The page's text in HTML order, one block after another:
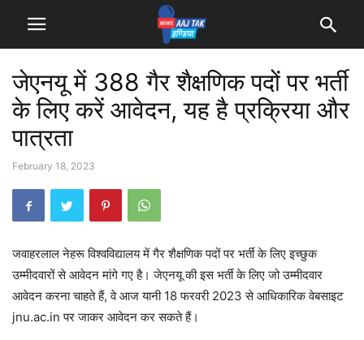
जेएनयू में 388 गैर शैक्षणिक पदों पर भर्ती
के लिए करें आवेदन, यह है प्रक्रिया और
पात्रता
February 18, 2023
जवाहरलाल नेहरू विश्वविद्यालय में गैर शैक्षणिक पदों पर भर्ती के लिए इच्छुक
उम्मीदवारों से आवेदन मांगे गए है। जेएनयू की इस भर्ती के लिए जो उम्मीदवार
आवेदन करना चाहते हैं, वे आज यानी 18 फरवरी 2023 से आधिकारिक वेबसाइट
jnu.ac.in पर जाकर आवेदन कर सकते हैं।